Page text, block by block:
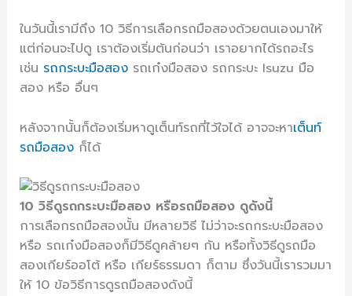
ในวันนี้เรามีถึง 10 วิธีการเลือกรถมือสองด้วยตนเองมาให้
แต่ก่อนจะไปดู เราต้องเริ่มต้นก่อนว่า เราอยากได้รถอะไร
เช่น รถกระบะมือสองรถเก๋งมือสอง รถกระบะ Isuzu มือ
สอง หรือ อื่นๆ
หลังจากนั้นก็ต้องเริ่มหาดูเต็นท์รถที่ไว้ใจได้ อาจจะหาเต็นท์
รถมือสอง ก็ได้
10 วิธีดูรถกระบะมือสอง หรือรถมือสอง ดูดังนี้
การเลือกรถมือสองนั้น มีหลายวิธี ไม่ว่าจะรถกระบะมือสอง
หรือ รถเก๋งมือสองก็มีวิธีดูคล้ายๆ กัน หรือทั้งวิธีดูรถมือ
สองเกียร์ออโต้ หรือ เกียร์ธรรมดา ก็ตาม ซึ่งวันนี้เรารวมมา
ให้ 10 ข้อวิธีการดูรถมือสองดังนี้